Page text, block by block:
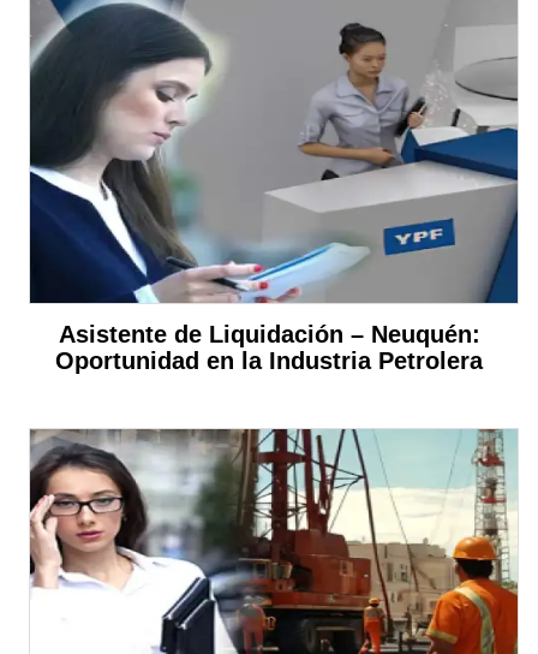
Asistente de Liquidación – Neuquén:
Oportunidad en la Industria Petrolera